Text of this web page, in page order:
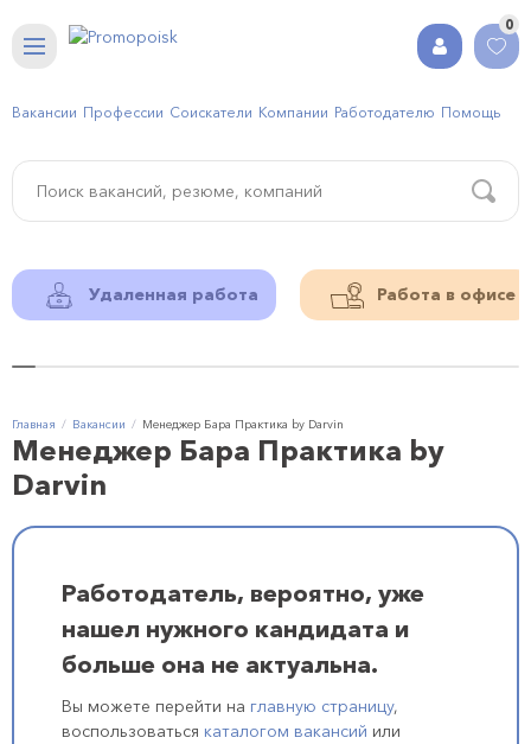
0
Вакансии Профессии Соискатели Компании Работодателю Помощь
Удаленная работа Работа в офисе
Главная Вакансии Менеджер Бара Практика by Darvin
Менеджер Бара Практика by
Darvin
Работодатель, вероятно, уже
нашел нужного кандидата и
больше она не актуальна.
Вы можете перейти на главную страницу,
воспользоваться каталогом вакансий или